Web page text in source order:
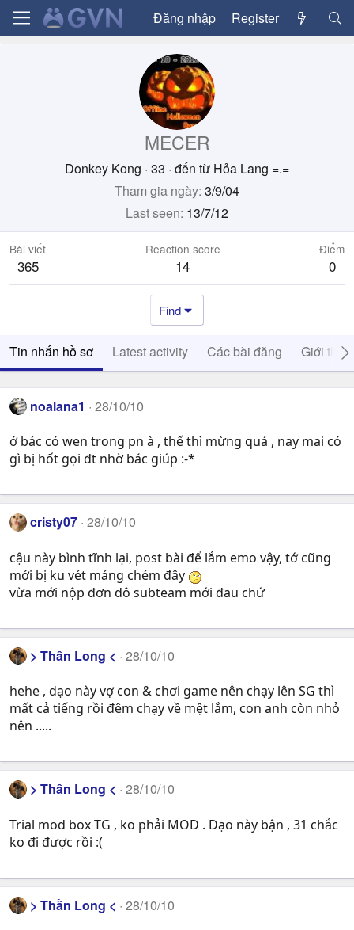
Đăng nhập Register
MECER
Donkey Kong · 33 · đến từ Hỏa Lang =.=
Tham gia ngày 3/9/04
Last seen 13/7/12
Bài viết
365
Reaction score
14
Điểm
0
Find
Tin nhắn hồ sơ Latest activity Các bài đăng Giới thiệu
noalana1 28/10/10
ớ bác có wen trong pn à , thế thì mừng quá , nay mai có
gì bị hốt gọi đt nhờ bác giúp :-*
cristy07 28/10/10
cậu này bình tĩnh lại, post bài để lắm emo vậy, tớ cũng
mới bị ku vét máng chém đây
vừa mới nộp đơn dô subteam mới đau chứ
> Thần Long < 28/10/10
hehe , dạo này vợ con & chơi game nên chạy lên SG thì
mất cả tiếng rồi đêm chạy về mệt lắm, con anh còn nhỏ
nên .....
> Thần Long < 28/10/10
Trial mod box TG , ko phải MOD . Dạo này bận , 31 chắc
ko đi được rồi :(
> Thần Long < 28/10/10